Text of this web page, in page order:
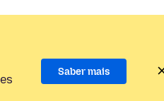
Saber mais